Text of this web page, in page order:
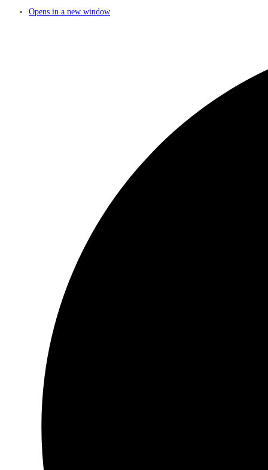
Opens in a new window